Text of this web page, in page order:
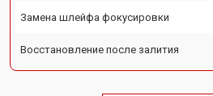
Замена шлейфа фокусировки
Восстановление после залития